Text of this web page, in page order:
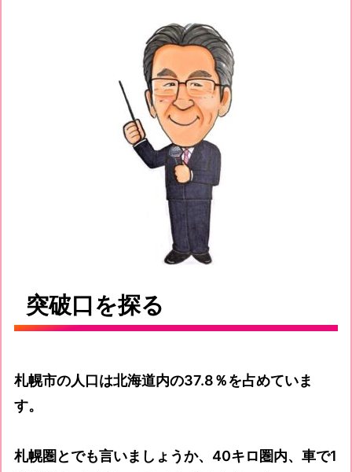
突破口を探る
札幌市の人口は北海道内の37.8％を占めていま
す。
札幌圏とでも言いましょうか、40キロ圏内、車で1